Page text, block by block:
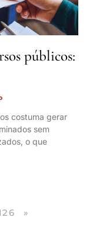
públicos:
costuma gerar
sem
o que
»